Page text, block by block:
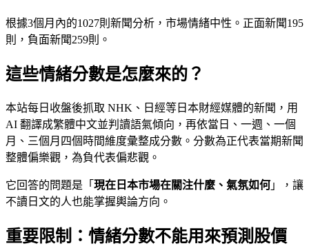
根據3個月內的1027則新聞分析，市場情緒中性。正面新聞195
則，負面新聞259則。
這些情緒分數是怎麼來的？
本站每日收盤後抓取 NHK、日經等日本財經媒體的新聞，用
AI 翻譯成繁體中文並判讀語氣傾向，再依當日、一週、一個
月、三個月四個時間維度彙整成分數。分數為正代表當期新聞
整體偏樂觀，為負代表偏悲觀。
它回答的問題是「 現在日本市場在關注什麼、氣氛如何 」，讓
不讀日文的人也能掌握輿論方向。
重要限制：情緒分數不能用來預測股價